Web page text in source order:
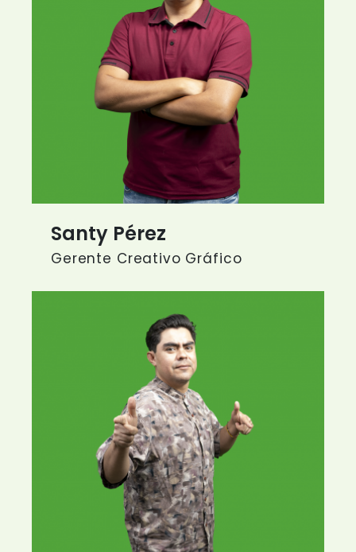
Santy Pérez
Gerente Creativo Gráfico